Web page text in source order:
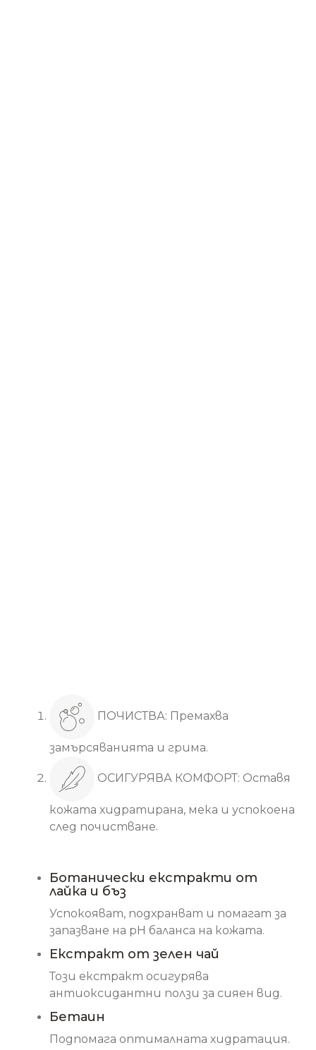
ПОЧИСТВА: Премахва
замърсяванията и грима.
ОСИГУРЯВА КОМФОРТ: Оставя
кожата хидратирана, мека и успокоена
след почистване.
Ботанически екстракти от
лайка и бъз
Успокояват, подхранват и помагат за
запазване на pH баланса на кожата.
Екстракт от зелен чай
Този екстракт осигурява
антиоксидантни ползи за сияен вид.
Бетаин
Подпомага оптималната хидратация.